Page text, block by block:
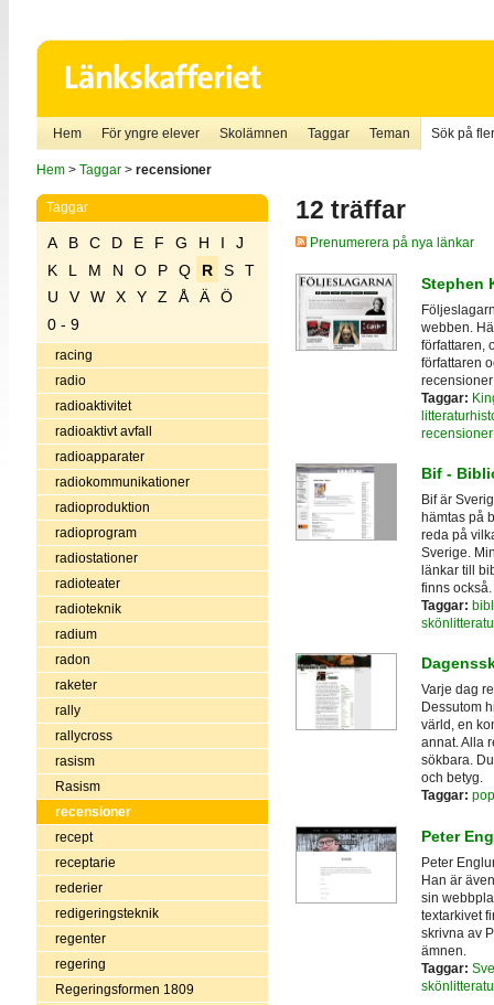
Hem För yngre elever Skolämnen Taggar Teman Sök på
Hem> Taggar> recensioner
Taggar
A B C D E F G H I
J
K
L M N O P Q R S
T
U
V W X Y Z Å Ä
Ö
0 - 9
racing
radio
radioaktivitet
radioaktivt avfall
radioapparater
radiokommunikationer
radioproduktion
radioprogram
radiostationer
radioteater
radioteknik
radium
radon
raketer
rally
rallycross
rasism
Rasism
recensioner
recept
receptarie
rederier
redigeringsteknik
regenter
regering
Regeringsformen 1809
12 träffar
Prenumerera på nya länkar
Stephen
webben.
författaren,
författaren
Taggar:
recensioner
Bif -
Bif är
hämtas på
reda på
Sverige.
länkar till
finns också.
Taggar:
Varje dag
Dessutom
värld, en
annat. Alla
sökbara.
och betyg.
Taggar: pop
Peter
Peter
Han är
sin
textarkivet
skrivna av
ämnen.
Taggar: